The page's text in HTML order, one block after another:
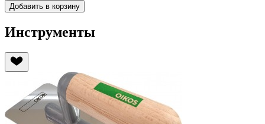
Добавить в корзину
Инструменты